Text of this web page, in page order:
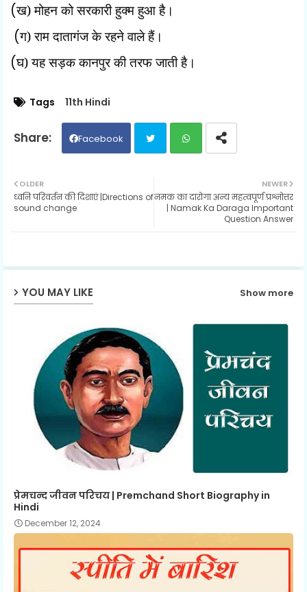
(ख) मोहन को सरकारी हुक्म हुआ है।
(ग) राम दातागंज के रहने वाले हैं।
(घ) यह सड़क कानपुर की तरफ जाती है।
Tags 11th Hindi
Facebook
ter ats
NEWER
नमक का दारोगा अन्य महत्वपूर्ण प्रश्नोत्तर
| Namak Ka Daraga Important
Question Answer
OLDER
ध्वनि परिवर्तन की दिशाएं |Directions of
sound change
YOU MAY LIKE Show more
प्रेमचन्द जीवन परिचय | Premchand Short Biography in
Hindi
December 12, 2024